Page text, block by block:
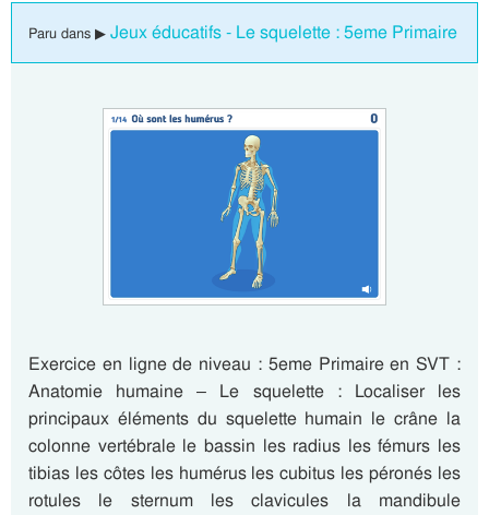
Paru dans ▶ Jeux éducatifs - Le squelette : 5eme Primaire
Exercice en ligne de niveau : 5eme Primaire en SVT :
Anatomie humaine – Le squelette : Localiser les
principaux éléments du squelette humain le crâne la
colonne vertébrale le bassin les radius les fémurs les
tibias les côtes les humérus les cubitus les péronés les
rotules le sternum les clavicules la mandibule